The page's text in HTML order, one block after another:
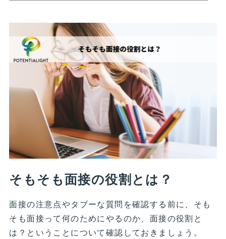
そもそも面接の役割とは？
面接の注意点やタブーな質問を確認する前に、そも
そも面接って何のためにやるのか、面接の役割と
は？ということについて確認しておきましょう。